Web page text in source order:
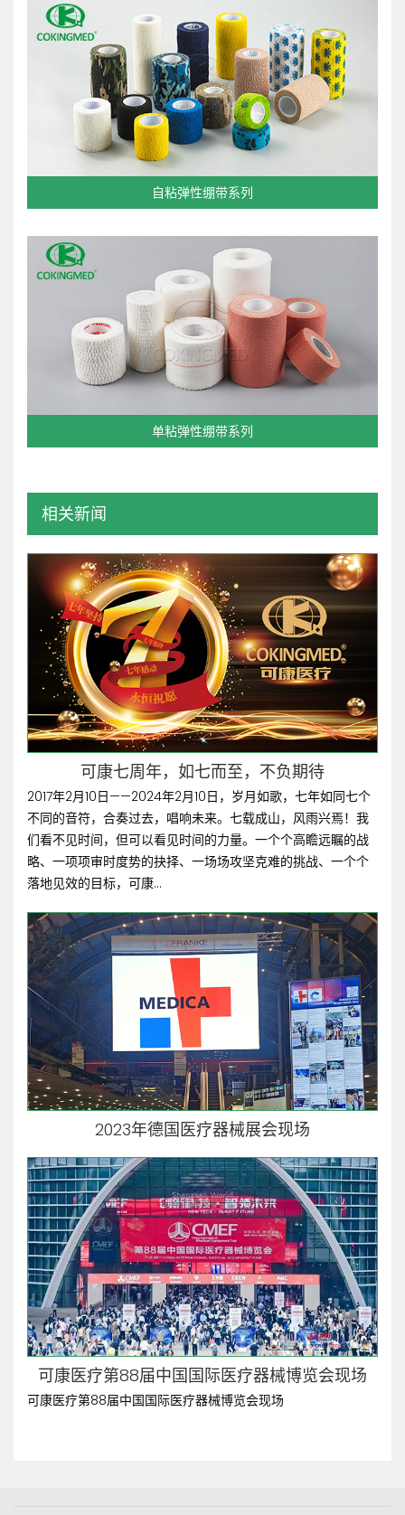
自粘弹性绷带系列
单粘弹性绷带系列
相关新闻
可康七周年，如七而至，不负期待
2017年2月10日——2024年2月10日，岁月如歌，七年如同七个
不同的音符，合奏过去，唱响未来。七载成山，风雨兴焉！我
们看不见时间，但可以看见时间的力量。一个个高瞻远瞩的战
略、一项项审时度势的抉择、一场场攻坚克难的挑战、一个个
落地见效的目标，可康...
2023年德国医疗器械展会现场
可康医疗第88届中国国际医疗器械博览会现场
可康医疗第88届中国国际医疗器械博览会现场